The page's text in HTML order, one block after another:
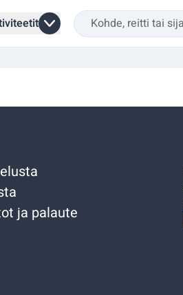
ja palaute